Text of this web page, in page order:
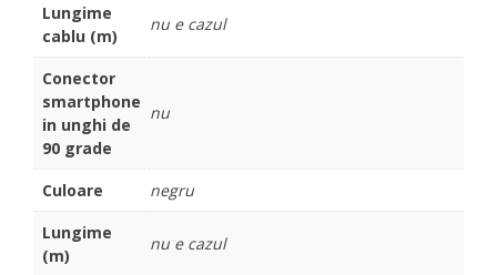
Lungime
cablu (m)
nu e cazul
Conector
smartphone
in unghi de
90 grade
nu
Culoare
negru
Lungime
(m)
nu e cazul